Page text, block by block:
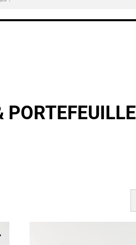
PORTEFEUILLE